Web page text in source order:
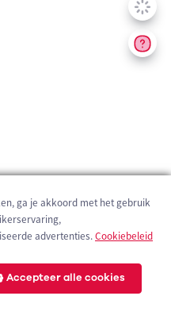
ga je akkoord met het gebruik
advertenties.Cookiebeleid
Accepteer alle cookies